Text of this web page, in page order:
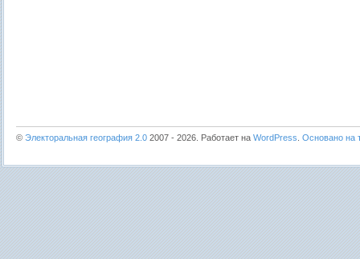
© Электоральная география 2.0 2007 - 2026. Работает на WordPress Основано на